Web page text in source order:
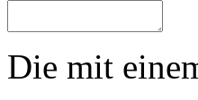
Die mit